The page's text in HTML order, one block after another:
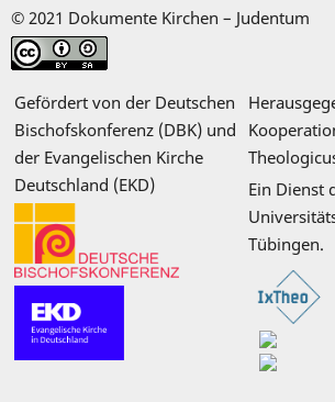
© 2021 Dokumente Kirchen – Judentum
Gefördert von der Deutschen
Bischofskonferenz (DBK) und
der Evangelischen Kirche
Deutschland (EKD)
Ein Dienst
Tübingen.